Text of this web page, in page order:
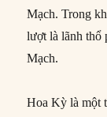
Mạch. Trong
lượt là lãnh thổ
Mạch.
Hoa Kỳ là một